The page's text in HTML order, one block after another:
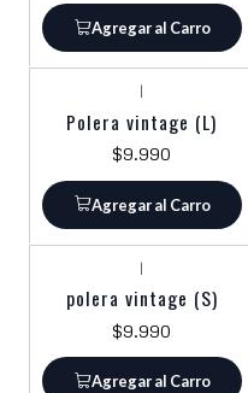
Agregar al Carro
|
Polera vintage (L)
$9.990
Agregar al Carro
|
polera vintage (S)
$9.990
Agregar al Carro